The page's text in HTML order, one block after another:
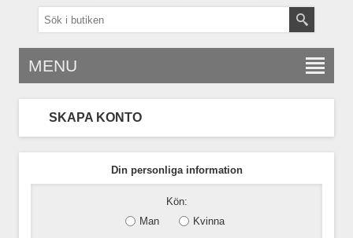
MENU
SKAPA KONTO
Din personliga information
Kön:
Man
Kvinna